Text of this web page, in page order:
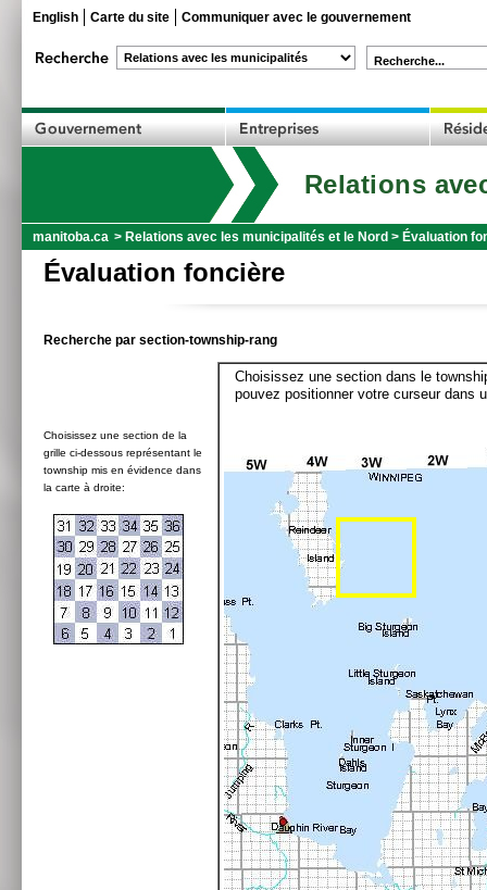
English Carte du site Communiquer avec le gouvernement
Recherche...
Relations
manitoba.ca > Relations avec les municipalités et le Nord > Évaluation
Évaluation foncière
Recherche par section-township-rang
Choisissez une section de la
grille ci-dessous représentant le
township mis en évidence dans
la carte à droite:
Choisissez une section dans le
pouvez positionner votre curseur dans